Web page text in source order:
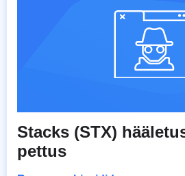
Stacks (STX)
pettus